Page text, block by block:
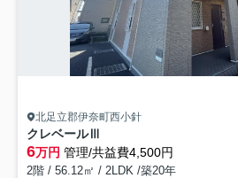
北足立郡伊奈町西小針
クレベールⅢ
6万円 管理/共益費4,500円
2階 / 56.12㎡ / 2LDK /築20年